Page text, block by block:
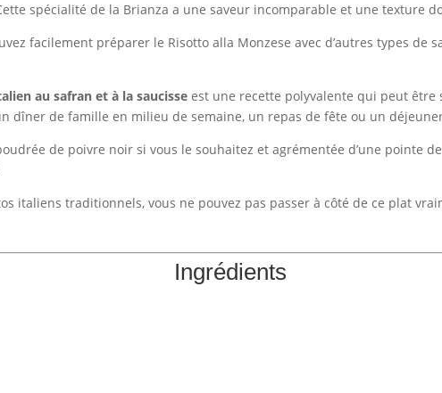
spécialité de la Brianza a une saveur incomparable et une texture
facilement préparer le Risotto alla Monzese avec d’autres types de
au safran et à la saucisse est une recette polyvalente qui peut être
dîner de famille en milieu de semaine, un repas de fête ou un
de poivre noir si vous le souhaitez et agrémentée d’une pointe
italiens traditionnels, vous ne pouvez pas passer à côté de ce plat
Ingrédients